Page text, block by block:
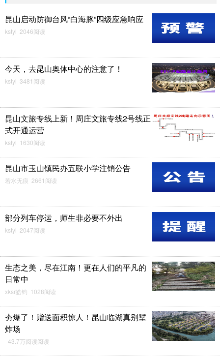
昆山启动防御台风“白海豚”四级应急响应
kstyl 2046阅读
今天，去昆山奥体中心的注意了！
kstyl 3481阅读
昆山文旅专线上新！周庄文旅专线2号线正
式开通运营
kstyl 1630阅读
昆山市玉山镇民办五联小学注销公告
若水无痕 2661阅读
部分列车停运，师生非必要不外出
kstyl 2047阅读
生态之美，尽在江南！更在人们的平凡的
日常中
xksr皓钧 1028阅读
夯爆了！赠送面积惊人！昆山临湖真别墅
炸场
43.7万阅读阅读